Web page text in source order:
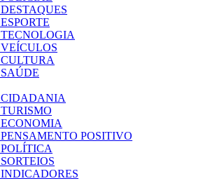
DESTAQUES
ESPORTE
TECNOLOGIA
VEÍCULOS
CULTURA
SAÚDE
CIDADANIA
TURISMO
ECONOMIA
PENSAMENTO POSITIVO
POLÍTICA
SORTEIOS
INDICADORES